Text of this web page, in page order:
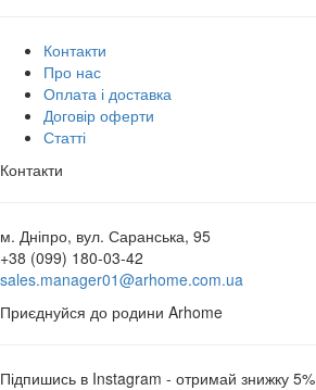
Контакти
Про нас
Оплата і доставка
Договір оферти
Статті
Контакти
м. Дніпро, вул. Саранська, 95
+38 (099) 180-03-42
sales.manager01@arhome.com.ua
Приєднуйся до родини Arhome
Підпишись в Instagram - отримай знижку 5%